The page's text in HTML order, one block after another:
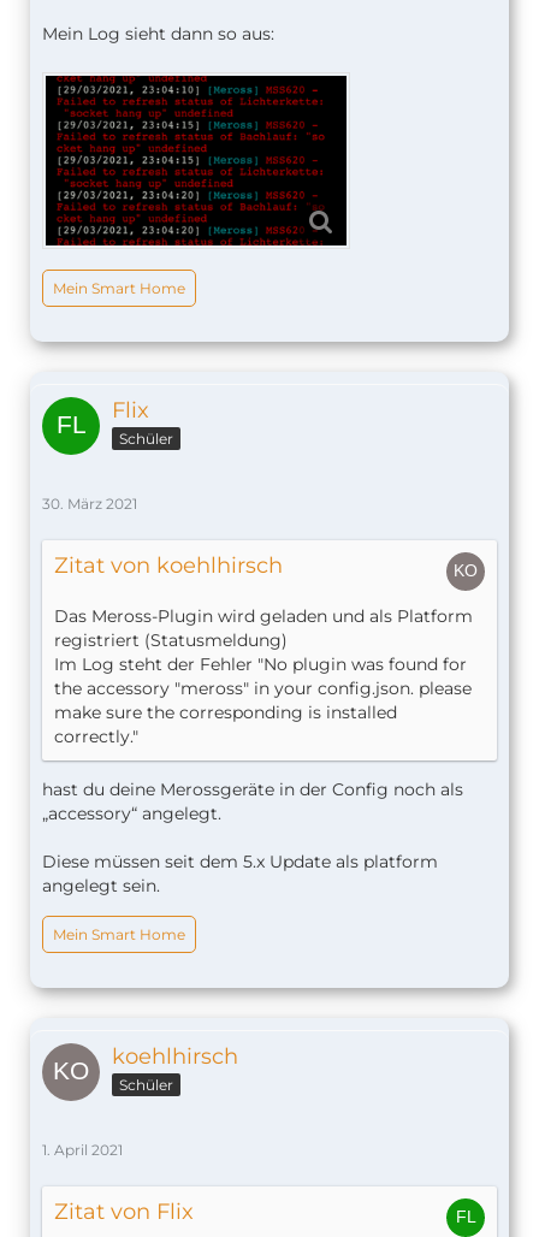
Mein Log sieht dann so aus:
Mein Smart Home
Flix
Schüler
30. März 2021
Zitat von koehlhirsch
Das Meross-Plugin wird geladen und als Platform
registriert (Statusmeldung)
Im Log steht der Fehler "No plugin was found for
the accessory "meross" in your config.json. please
make sure the corresponding is installed
correctly."
hast du deine Merossgeräte in der Config noch als
„accessory“ angelegt.
Diese müssen seit dem 5.x Update als platform
angelegt sein.
Mein Smart Home
koehlhirsch
Schüler
1. April 2021
Zitat von Flix